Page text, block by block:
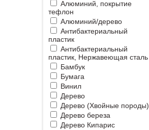
Алюминий, покрытие
тефлон
Алюминий/дерево
Антибактериальный
пластик
Антибактериальный
пластик, Нержавеющая сталь
Бамбук
Бумага
Винил
Дерево
Дерево (Хвойные породы)
Дерево береза
Дерево Кипарис